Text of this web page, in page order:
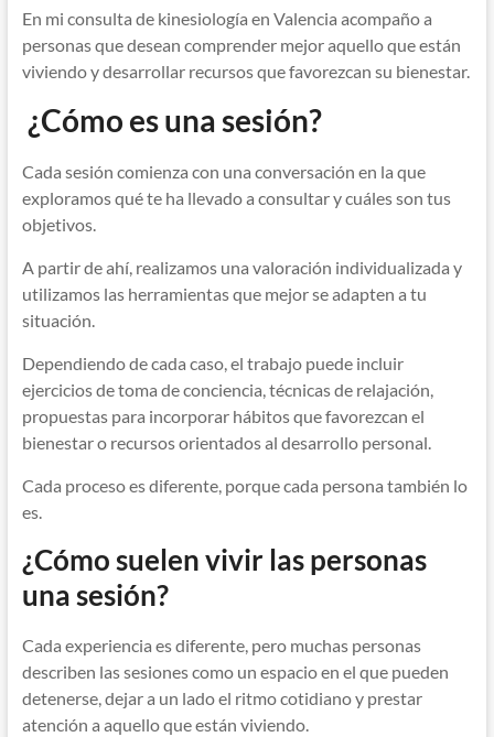
En mi consulta de kinesiología en Valencia acompaño a
personas que desean comprender mejor aquello que están
viviendo y desarrollar recursos que favorezcan su bienestar.
¿Cómo es una sesión?
Cada sesión comienza con una conversación en la que
exploramos qué te ha llevado a consultar y cuáles son tus
objetivos.
A partir de ahí, realizamos una valoración individualizada y
utilizamos las herramientas que mejor se adapten a tu
situación.
Dependiendo de cada caso, el trabajo puede incluir
ejercicios de toma de conciencia, técnicas de relajación,
propuestas para incorporar hábitos que favorezcan el
bienestar o recursos orientados al desarrollo personal.
Cada proceso es diferente, porque cada persona también lo
es.
¿Cómo suelen vivir las personas
una sesión?
Cada experiencia es diferente, pero muchas personas
describen las sesiones como un espacio en el que pueden
detenerse, dejar a un lado el ritmo cotidiano y prestar
atención a aquello que están viviendo.